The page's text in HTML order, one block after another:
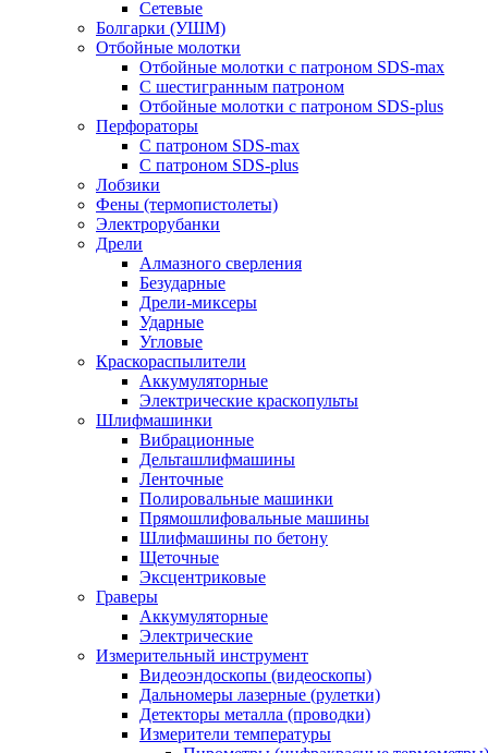
Сетевые
Болгарки (УШМ)
Отбойные молотки
Отбойные молотки с патроном SDS-max
С шестигранным патроном
Отбойные молотки с патроном SDS-plus
Перфораторы
С патроном SDS-max
С патроном SDS-plus
Лобзики
Фены (термопистолеты)
Электрорубанки
Дрели
Алмазного сверления
Безударные
Дрели-миксеры
Ударные
Угловые
Краскораспылители
Аккумуляторные
Электрические краскопульты
Шлифмашинки
Вибрационные
Дельташлифмашины
Ленточные
Полировальные машинки
Прямошлифовальные машины
Шлифмашины по бетону
Щеточные
Эксцентриковые
Граверы
Аккумуляторные
Электрические
Измерительный инструмент
Видеоэндоскопы (видеоскопы)
Дальномеры лазерные (рулетки)
Детекторы металла (проводки)
Измерители температуры